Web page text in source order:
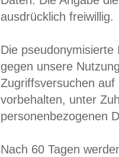
ausdrücklich freiwillig.
Die
gegen unsere
Zugriffsversuchen
vorbehalten, unter
personenbezogenen
Nach 60 Tagen